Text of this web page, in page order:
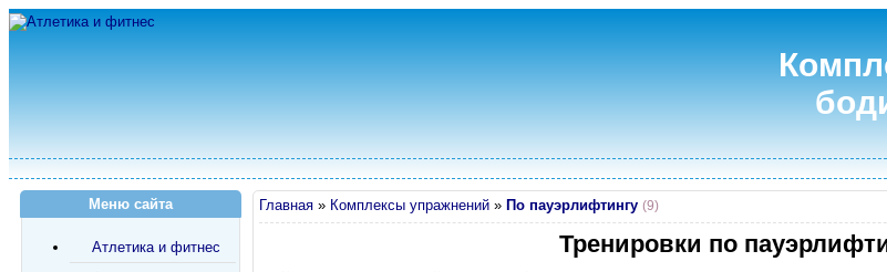
Главная » Комплексы упражнений » По пауэрлифтингу (9)
Тренировки по
Меню сайта
Атлетика и фитнес